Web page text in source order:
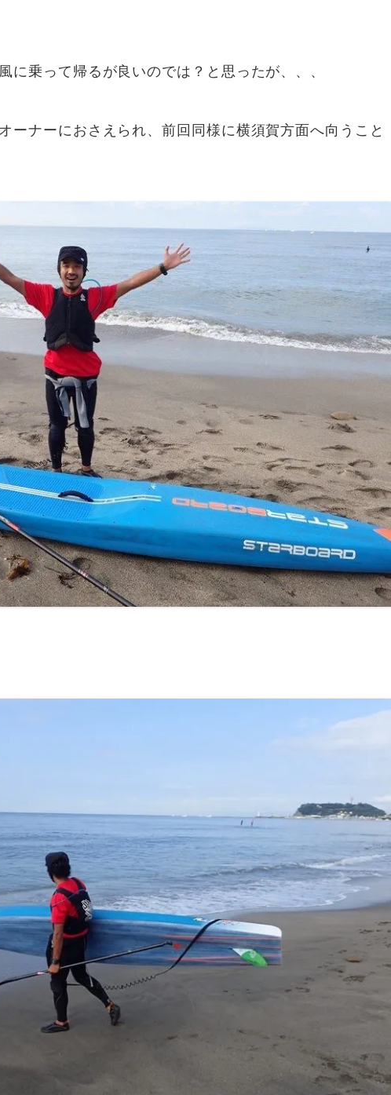
に乗って帰るが良いのでは？と思ったが、、、
ーナーにおさえられ、前回同様に横須賀方面へ向うこと